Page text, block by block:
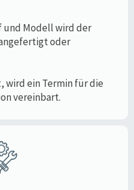
und Modell wird der
oder
wird ein Termin für die
vereinbart.